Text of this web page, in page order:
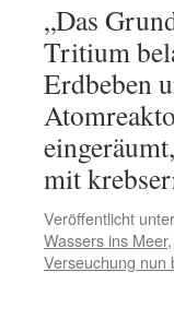
„Das
Tritium
Erdbeben
mit
Veröffentlicht unter
Wassers ins Meer,
Verseuchung nun